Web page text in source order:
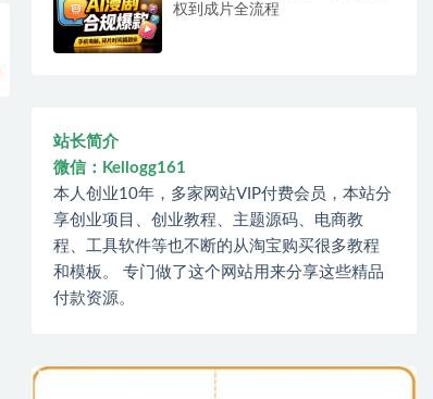
权到成片全流程
站长简介
微信：Kellogg161
本人创业10年，多家网站VIP付费会员，本站分
享创业项目、创业教程、主题源码、电商教
程、工具软件等也不断的从淘宝购买很多教程
和模板。 专门做了这个网站用来分享这些精品
付款资源。